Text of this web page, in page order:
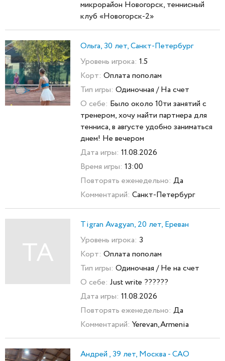
микрорайон Новогорск, теннисный
клуб «Новогорск-2»
Ольга, 30 лет, Санкт-Петербург
Уровень игрока: 1.5
Корт: Оплата пополам
Тип игры: Одиночная / На счет
О себе: Было около 10ти занятий с
тренером, хочу найти партнера для
тенниса, в августе удобно заниматься
днем! Не вечером
Дата игры: 11.08.2026
Время игры: 13:00
Повторять еженедельно: Да
Комментарий: Санкт-Петербург
TA
Tigran Avagyan, 20 лет, Ереван
Уровень игрока: 3
Корт: Оплата пополам
Тип игры: Одиночная / Не на счет
О себе: Just write ??????
Дата игры: 11.08.2026
Повторять еженедельно: Да
Комментарий: Yerevan,Armenia
Андрей , 39 лет, Москва - САО